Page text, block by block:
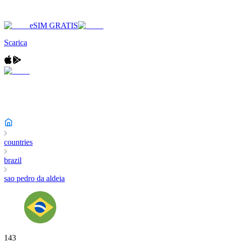
eSIM GRATIS
Scarica
countries
brazil
sao pedro da aldeia
143